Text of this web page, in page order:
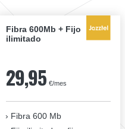
Fibra 600Mb + Fijo
ilimitado
29,95 €/mes
Fibra 600 Mb